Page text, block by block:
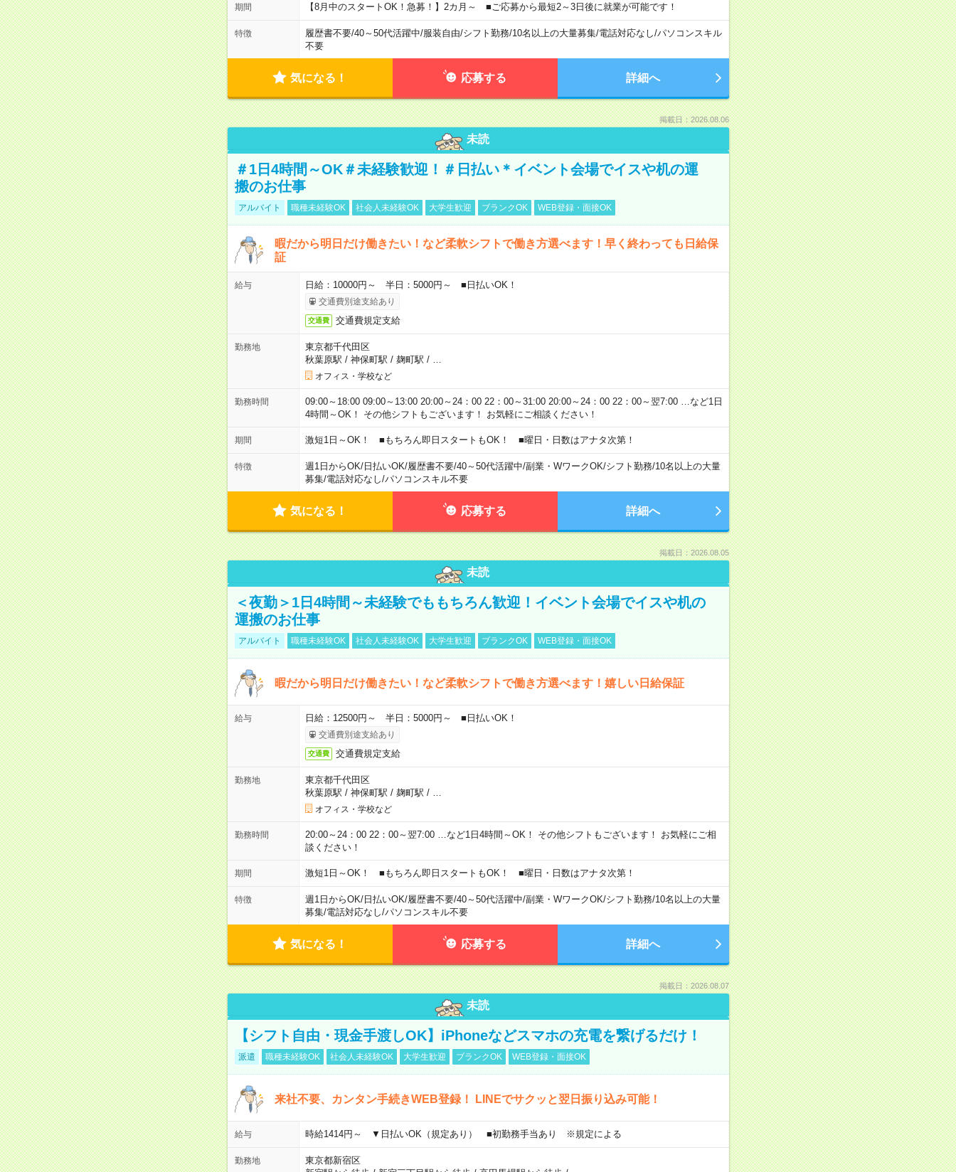
期間 【8月中のスタートOK！急募！】2カ月～ ■ご応募から最短2～3日後に就業が可能です！
特徴 履歴書不要/40～50代活躍中/服装自由/シフト勤務/10名以上の大量募集/電話対応なし/パソコンスキル
不要
気になる！ 応募する 詳細へ
掲載日：2026.08.06
未読
＃1日4時間～OK＃未経験歓迎！＃日払い＊イベント会場でイスや机の運
搬のお仕事
アルバイト 職種未経験OK 社会人未経験OK 大学生歓迎 ブランクOK WEB登録・面接OK
暇だから明日だけ働きたい！など柔軟シフトで働き方選べます！早く終わっても日給保
証
給与 日給：10000円～ 半日：5000円～ ■日払いOK！
交通費別途支給あり
交通費 交通費規定支給
勤務地
東京都千代田区
秋葉原駅 / 神保町駅 / 麹町駅 /
オフィス・学校など
勤務時間
09:00～18:00 09:00～13:00 20:00～24：00 22：00～31:00 20:00～24：00 22：00～翌7:00 …など1日
4時間～OK！ その他シフトもございます！ お気軽にご相談ください！
期間 激短1日～OK！ ■もちろん即日スタートもOK！ ■曜日・日数はアナタ次第！
特徴 週1日からOK/日払いOK/履歴書不要/40～50代活躍中/副業・WワークOK/シフト勤務/10名以上の大量
募集/電話対応なし/パソコンスキル不要
気になる！ 応募する 詳細へ
掲載日：2026.08.05
未読
＜夜勤＞1日4時間～未経験でももちろん歓迎！イベント会場でイスや机の
運搬のお仕事
アルバイト 職種未経験OK 社会人未経験OK 大学生歓迎 ブランクOK WEB登録・面接OK
暇だから明日だけ働きたい！など柔軟シフトで働き方選べます！嬉しい日給保証
給与 日給：12500円～ 半日：5000円～ ■日払いOK！
交通費別途支給あり
交通費 交通費規定支給
勤務地
東京都千代田区
秋葉原駅 / 神保町駅 / 麹町駅 /
オフィス・学校など
勤務時間
20:00～24：00 22：00～翌7:00 …など1日4時間～OK！ その他シフトもございます！ お気軽にご相
談ください！
期間 激短1日～OK！ ■もちろん即日スタートもOK！ ■曜日・日数はアナタ次第！
特徴 週1日からOK/日払いOK/履歴書不要/40～50代活躍中/副業・WワークOK/シフト勤務/10名以上の大量
募集/電話対応なし/パソコンスキル不要
気になる！ 応募する 詳細へ
掲載日：2026.08.07
未読
【シフト自由・現金手渡しOK】iPhoneなどスマホの充電を繋げるだけ！
派遣 職種未経験OK 社会人未経験OK 大学生歓迎 ブランクOK WEB登録・面接OK
来社不要、カンタン手続きWEB登録！ LINEでサクッと翌日振り込み可能！
給与 時給1414円～ ▼日払いOK（規定あり） ■初勤務手当あり ※規定による
勤務地
東京都新宿区